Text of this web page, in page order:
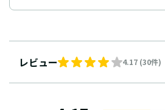
レビュー 4.17 (30件)